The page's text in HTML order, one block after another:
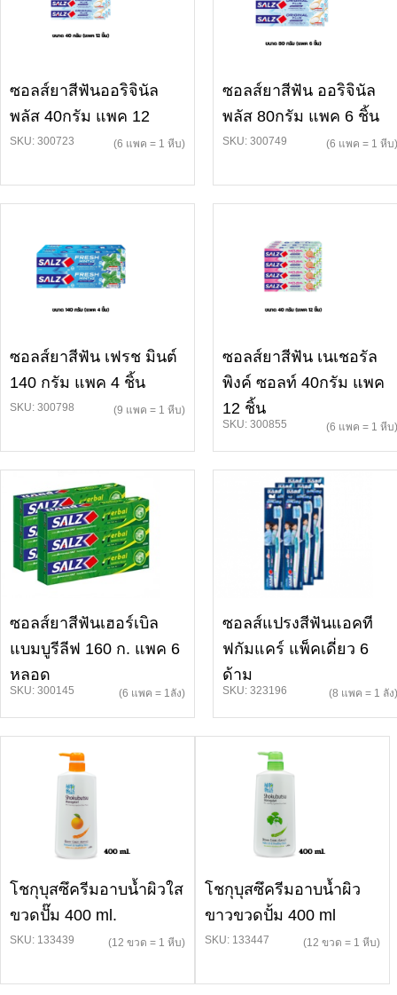
ซอลส์ยาสีฟันออริจินัล
พลัส 40กรัม แพค 12
SKU: 300723 (6 แพค = 1 หีบ)
ซอลส์ยาสีฟัน ออริจินัล
พลัส 80กรัม แพค 6 ชิ้น
SKU: 300749 (6 แพค = 1 หีบ)
ซอลส์ยาสีฟัน เฟรช มินต์
140 กรัม แพค 4 ชิ้น
SKU: 300798 (9 แพค = 1 หีบ)
ซอลส์ยาสีฟัน เนเชอรัล
พิงค์ ซอลท์ 40กรัม แพค
12 ชิ้น
SKU: 300855 (6 แพค = 1 หีบ)
ซอลส์ยาสีฟันเฮอร์เบิล
แบมบูรีลีฟ 160 ก. แพค 6
หลอด
SKU: 300145 (6 แพค = 1ลัง)
ซอลส์แปรงสีฟันแอคที
ฟกัมแคร์ แพ็คเดี่ยว 6
ด้าม
SKU: 323196 (8 แพค = 1 ลัง)
โชกุบุสซึครีมอาบน้ำผิวใส
ขวดปั๊ม 400 ml.
SKU: 133439 (12 ขวด = 1 หีบ)
โชกุบุสซึครีมอาบน้ำผิว
ขาวขวดปั้ม 400 ml
SKU: 133447 (12 ขวด = 1 หีบ)